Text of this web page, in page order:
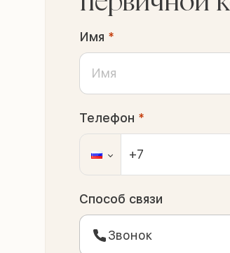
Имя *
Телефон *
Способ связи
Звонок